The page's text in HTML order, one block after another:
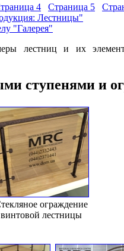
4 Страница 5
Лестницы"
"Галерея"
лестниц и их
ступенями и
ограждение
винтовой лестницы